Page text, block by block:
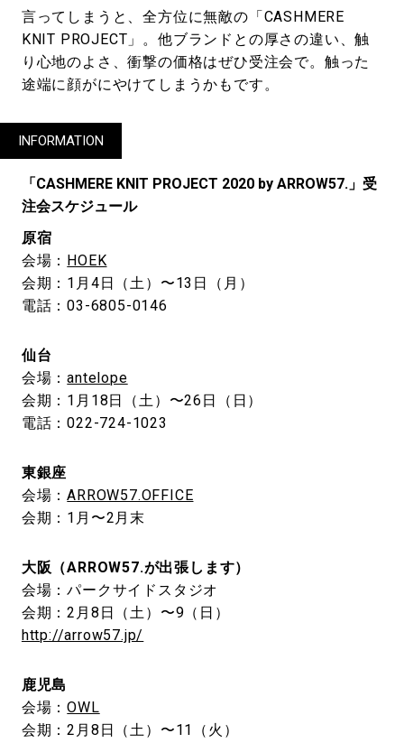
言ってしまうと、全方位に無敵の「CASHMERE
KNIT PROJECT」。他ブランドとの厚さの違い、触
り心地のよさ、衝撃の価格はぜひ受注会で。触った
途端に顔がにやけてしまうかもです。
INFORMATION
「CASHMERE KNIT PROJECT 2020 by ARROW57.」受
注会スケジュール
原宿
会場： HOEK
会期：1月4日（土）〜13日（月）
電話：03-6805-0146
仙台
会場：antelope
会期：1月18日（土）〜26日（日）
電話：022-724-1023
東銀座
会場：ARROW57.OFFICE
会期：1月〜2月末
大阪（ARROW57.が出張します）
会場：パークサイドスタジオ
会期：2月8日（土）〜9（日）
http://arrow57.jp/
鹿児島
会場：OWL
会期：2月8日（土）〜11（火）